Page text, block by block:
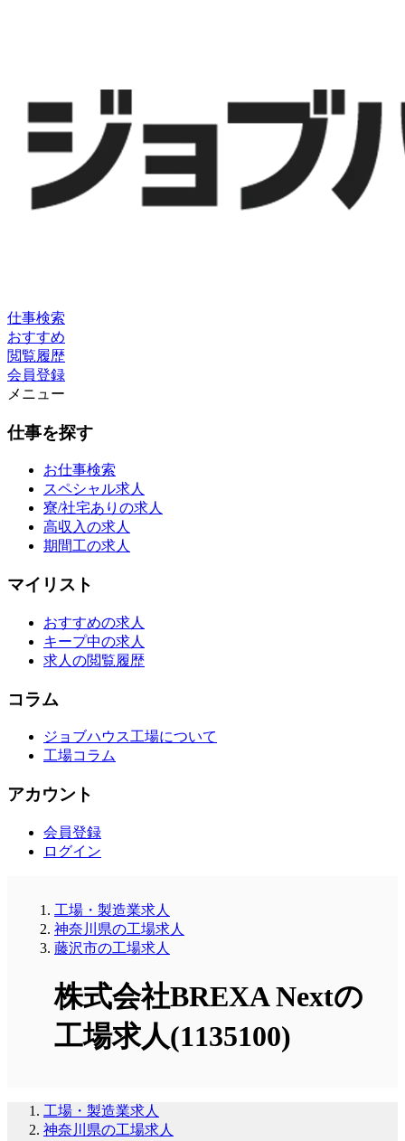
仕事検索
おすすめ
閲覧履歴
会員登録
メニュー
仕事を探す
お仕事検索
スペシャル求人
寮/社宅ありの求人
高収入の求人
期間工の求人
マイリスト
おすすめの求人
キープ中の求人
求人の閲覧履歴
コラム
ジョブハウス工場について
工場コラム
アカウント
会員登録
ログイン
工場・製造業求人
神奈川県の工場求人
藤沢市の工場求人
株式会社BREXA Nextの
工場求人(1135100)
工場・製造業求人
神奈川県の工場求人